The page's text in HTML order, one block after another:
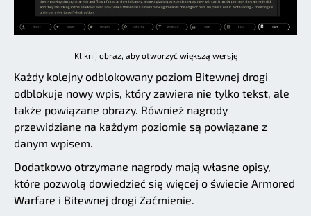
Kliknij obraz, aby otworzyć większą wersję
Każdy kolejny odblokowany poziom Bitewnej drogi
odblokuje nowy wpis, który zawiera nie tylko tekst, ale
także powiązane obrazy. Również nagrody
przewidziane na każdym poziomie są powiązane z
danym wpisem.
Dodatkowo otrzymane nagrody mają własne opisy,
które pozwolą dowiedzieć się więcej o świecie Armored
Warfare i Bitewnej drogi Zaćmienie.